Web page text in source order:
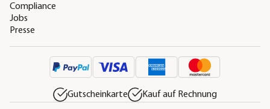
Compliance
Jobs
Presse
Gutscheinkarte Kauf auf Rechnung